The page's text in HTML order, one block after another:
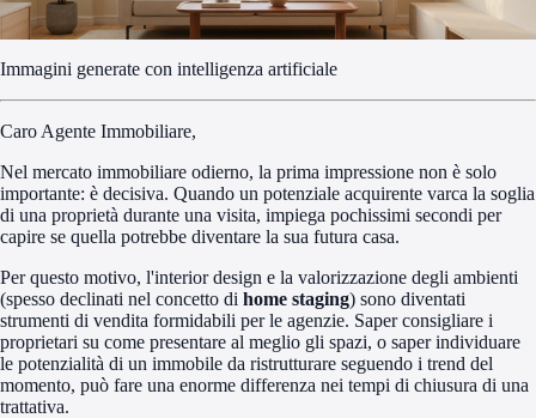
Immagini generate con intelligenza artificiale
Caro Agente Immobiliare,
Nel mercato immobiliare odierno, la prima impressione non è solo
importante: è decisiva. Quando un potenziale acquirente varca la soglia
di una proprietà durante una visita, impiega pochissimi secondi per
capire se quella potrebbe diventare la sua futura casa.
Per questo motivo, l'interior design e la valorizzazione degli ambienti
(spesso declinati nel concetto di home staging) sono diventati
strumenti di vendita formidabili per le agenzie. Saper consigliare i
proprietari su come presentare al meglio gli spazi, o saper individuare
le potenzialità di un immobile da ristrutturare seguendo i trend del
momento, può fare una enorme differenza nei tempi di chiusura di una
trattativa.